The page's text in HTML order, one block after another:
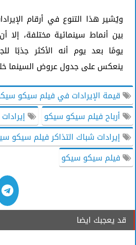
ويُشير هذا التنوع في أرقام
بين أنماط سينمائية مختلفة،
يومًا بعد يوم أنه الأكثر جذبًا
ينعكس على جدول عروض السينما
قيمة الإيرادات في فيلم سيكو
أرباح فيلم سيكو سيكو
إيرادات شباك التذاكر فيلم سيكو
فيلم سيكو سيكو
قد يعجبك ايضا